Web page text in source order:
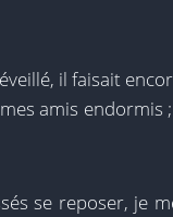
il faisait
amis
se reposer, je